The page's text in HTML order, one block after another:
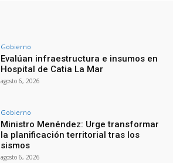
Gobierno
Evalúan infraestructura e insumos en
Hospital de Catia La Mar
agosto 6, 2026
Gobierno
Ministro Menéndez: Urge transformar
la planificación territorial tras los
sismos
agosto 6, 2026